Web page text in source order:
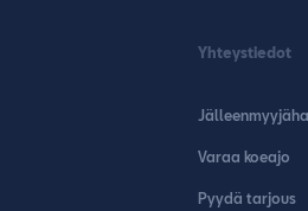
Yhteystiedot
Varaa koeajo
Pyydä tarjous